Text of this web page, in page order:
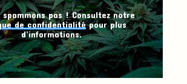
spammons pas ! Consultez notre
de confidentialitépour plus
d’informations.